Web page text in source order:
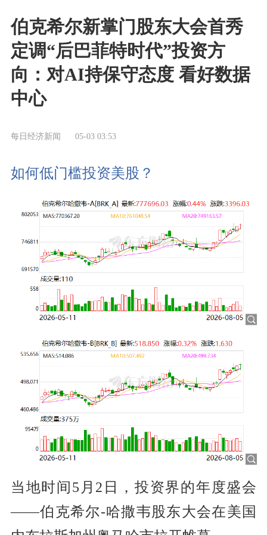
伯克希尔新掌门股东大会首秀
定调“后巴菲特时代”投资方
向：对AI持保守态度 看好数据
中心
每日经济新闻 05-03 03:53
如何低门槛投资美股？
当地时间5月2日，投资界的年度盛会
——伯克希尔-哈撒韦股东大会在美国